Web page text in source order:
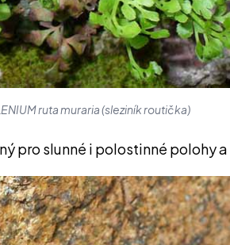
ruta muraria (sleziník routička)
pro slunné i polostinné polohy